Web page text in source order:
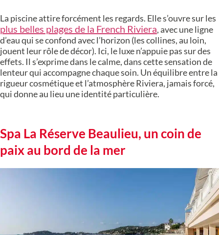
La piscine attire forcément les regards. Elle s’ouvre sur les
plus belles plages de la French Riviera, avec une ligne
d’eau qui se confond avec l’horizon (les collines, au loin,
jouent leur rôle de décor). Ici, le luxe n’appuie pas sur des
effets. Il s’exprime dans le calme, dans cette sensation de
lenteur qui accompagne chaque soin. Un équilibre entre la
rigueur cosmétique et l’atmosphère Riviera, jamais forcé,
qui donne au lieu une identité particulière.
Spa La Réserve Beaulieu, un coin de
paix au bord de la mer